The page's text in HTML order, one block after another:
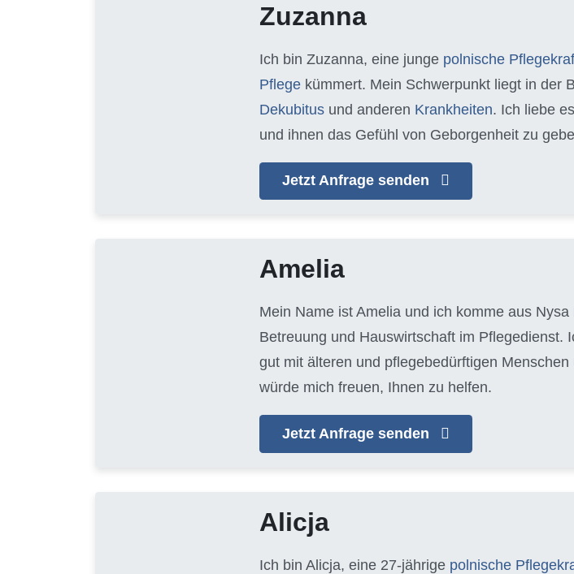
Zuzanna
Ich bin Zuzanna, eine junge polnische
Pflege kümmert. Mein Schwerpunkt liegt in der
Dekubitus und anderen Krankheiten. Ich liebe
und ihnen das Gefühl von Geborgenheit zu
Jetzt Anfrage senden
Amelia
Mein Name ist Amelia und ich komme aus
Betreuung und Hauswirtschaft im Pflegedienst.
gut mit älteren und pflegebedürftigen
würde mich freuen, Ihnen zu helfen.
Jetzt Anfrage senden
Alicja
Ich bin Alicja, eine 27-jährige polnische